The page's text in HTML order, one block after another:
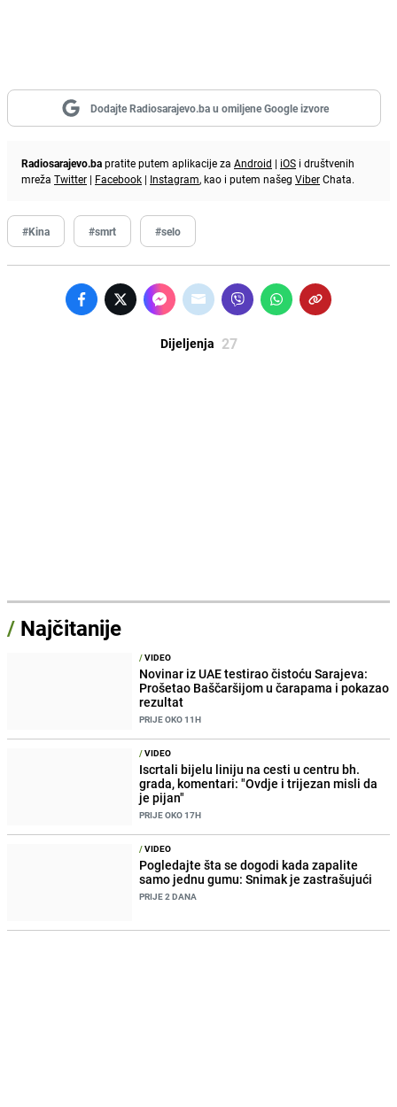
Dodajte Radiosarajevo.ba u omiljene Google izvore
Radiosarajevo.bapratite putem aplikacije za Android | iOS i društvenih
mreža Twitter | Facebook | Instagram, kao i putem našeg ViberChata.
#Kina #smrt #selo
Dijeljenja 27
/ Najčitanije
/VIDEO
Novinar iz UAE testirao čistoću Sarajeva:
Prošetao Baščaršijom u čarapama i pokazao
rezultat
PRIJE OKO 11H
/VIDEO
Iscrtali bijelu liniju na cesti u centru bh.
grada, komentari: "Ovdje i trijezan misli da
je pijan"
PRIJE OKO 17H
/VIDEO
Pogledajte šta se dogodi kada zapalite
samo jednu gumu: Snimak je zastrašujući
PRIJE 2 DANA